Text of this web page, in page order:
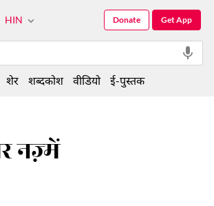
नज़्में
HIN Get App
Donate
शेर शब्दकोश वीडियो ई-पुस्तक